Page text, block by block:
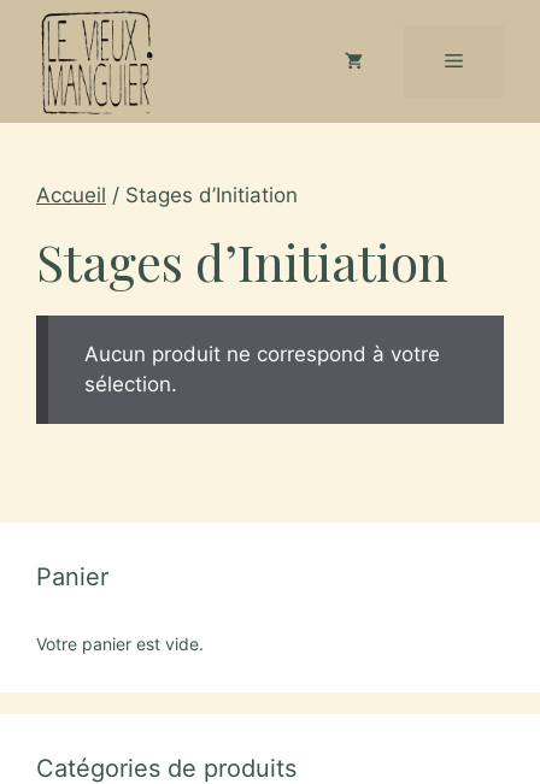
contenu
Menu
Accueil / Stages d’Initiation
Stages d’Initiation
Aucun produit ne correspond à votre
sélection.
Panier
Votre panier est vide.
Catégories de produits